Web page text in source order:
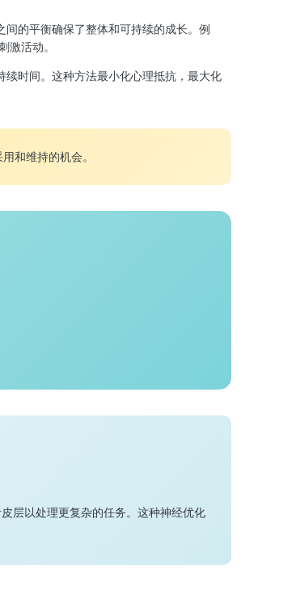
的平衡确保了整体和可持续的成长。例
活动。
时间。这种方法最小化心理抵抗，最大化
和维持的机会。
层以处理更复杂的任务。这种神经优化